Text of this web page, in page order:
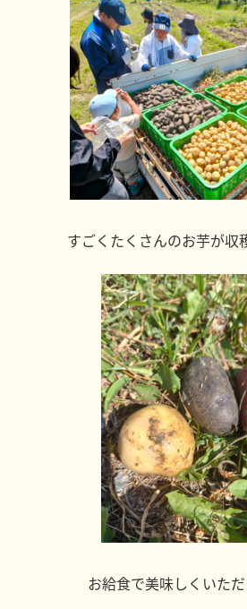
すごくたくさんのお芋が収
お給食で美味しくいた